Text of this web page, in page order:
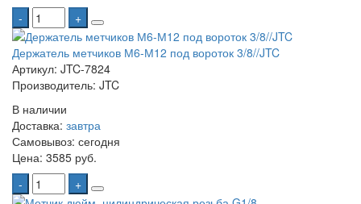
-
+
Держатель метчиков М6-М12 под вороток 3/8//JTC
Артикул: JTC-7824
Производитель: JTC
В наличии
Доставка: завтра
Самовывоз: сегодня
Цена: 3585 руб.
-
+